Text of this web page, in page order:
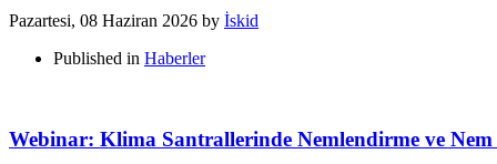
Pazartesi, 08 Haziran 2026 by İskid
Published in Haberler
Webinar: Klima Santrallerinde Nemlendirme ve